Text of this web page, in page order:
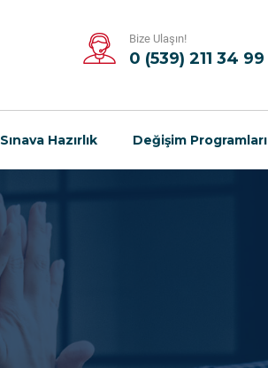
Bize Ulaşın!
0 (539) 211 34 99
Sınava Hazırlık Değişim Programları